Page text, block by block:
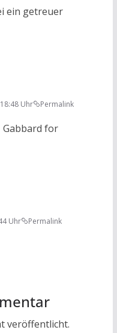
ein getreuer
Uhr Permalink
Gabbard for
Uhr Permalink
veröffentlicht.